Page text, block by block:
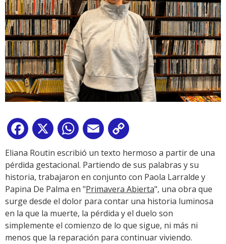
Facebook
X WhatsApp
Email
Link
Eliana Routin escribió un texto hermoso a partir de una
pérdida gestacional. Partiendo de sus palabras y su
historia, trabajaron en conjunto con Paola Larralde y
Papina De Palma en "Primavera Abierta", una obra que
surge desde el dolor para contar una historia luminosa
en la que la muerte, la pérdida y el duelo son
simplemente el comienzo de lo que sigue, ni más ni
menos que la reparación para continuar viviendo.